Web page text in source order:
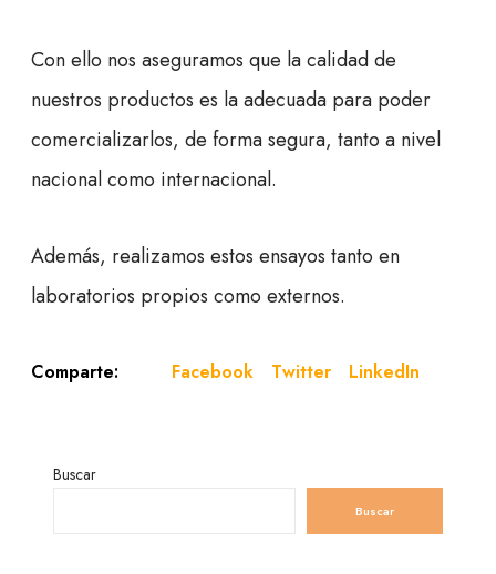
Con ello nos aseguramos que la calidad de
nuestros productos es la adecuada para poder
comercializarlos, de forma segura, tanto a nivel
nacional como internacional.
Además, realizamos estos ensayos tanto en
laboratorios propios como externos.
Comparte: Facebook Twitter LinkedIn
Buscar
Buscar